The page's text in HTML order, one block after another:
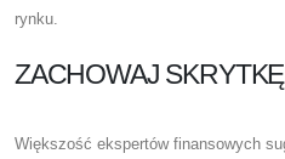
rynku.
ZACHOWAJ
Większość ekspertów finansowych